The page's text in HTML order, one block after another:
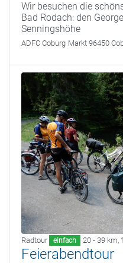
Wir besuchen die
Bad Rodach: den
Senningshöhe
ADFC Coburg Markt 96450
Radtour einfach 20 - 39 km,
Feierabendtour